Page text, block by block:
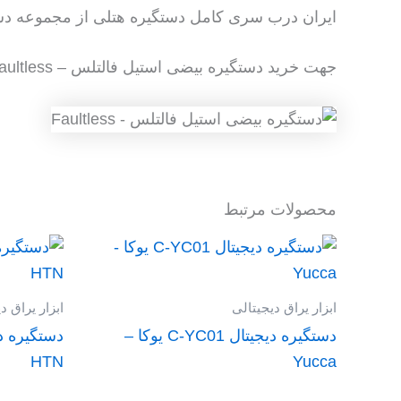
ایران درب سری کامل دستگیره هتلی از مجموعه
جهت خرید دستگیره بیضی استیل فالتلس – Faultless و سایر دستگیره دیجیتالی با واحد فروش در ارتباط باشید
محصولات مرتبط
ابزار یراق دیجیتالی
دستگیره دیجیتال C-YC01 یوکا –
Yucca
ابزار یراق
HTN